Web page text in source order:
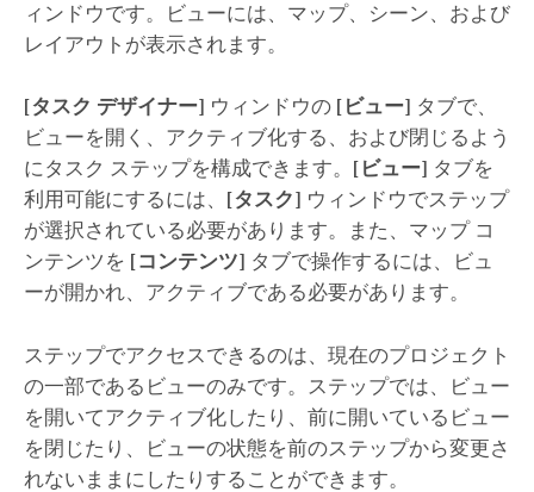
ィンドウです。ビューには、マップ、シーン、および
レイアウトが表示されます。
[タスク デザイナー] ウィンドウの [ビュー] タブで、
ビューを開く、アクティブ化する、および閉じるよう
にタスク ステップを構成できます。 [ビュー] タブを
利用可能にするには、 [タスク] ウィンドウでステップ
が選択されている必要があります。また、マップ コ
ンテンツを [コンテンツ] タブで操作するには、ビュ
ーが開かれ、アクティブである必要があります。
ステップでアクセスできるのは、現在のプロジェクト
の一部であるビューのみです。ステップでは、ビュー
を開いてアクティブ化したり、前に開いているビュー
を閉じたり、ビューの状態を前のステップから変更さ
れないままにしたりすることができます。